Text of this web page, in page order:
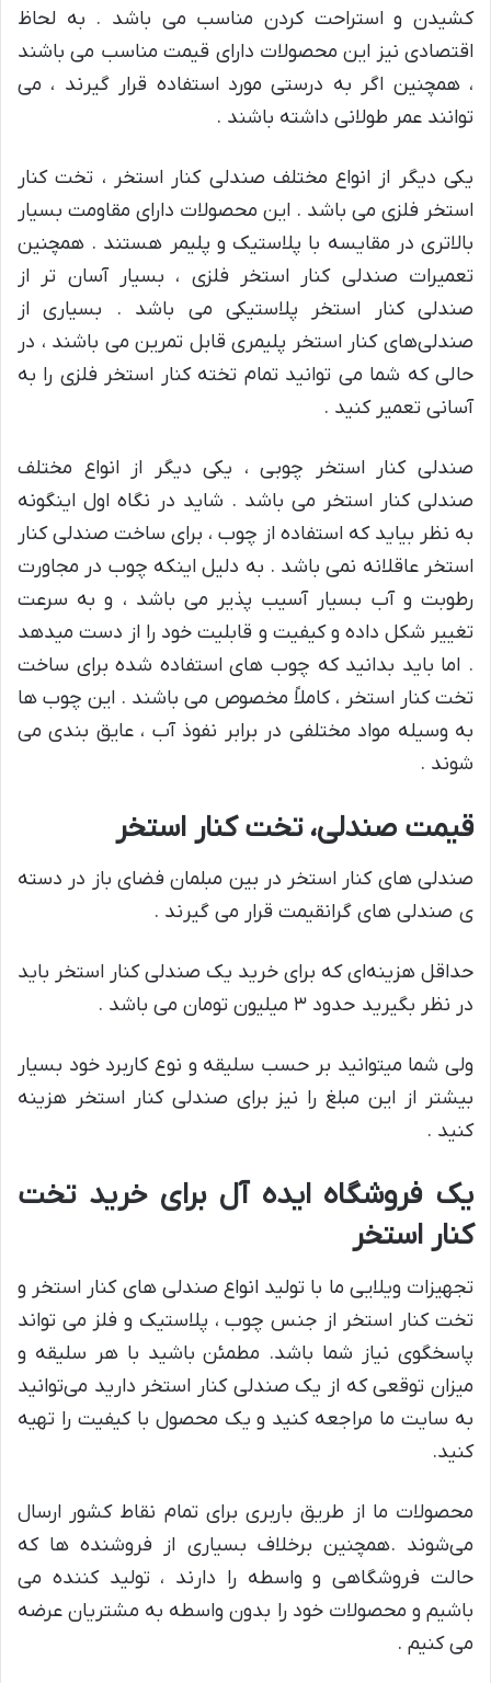
کشیدن و استراحت کردن مناسب می باشد . به لحاظ
اقتصادی نیز این محصولات دارای قیمت مناسب می باشند
، همچنین اگر به درستی مورد استفاده قرار گیرند ، می
توانند عمر طولانی داشته باشند .
یکی دیگر از انواع مختلف صندلی کنار استخر ، تخت کنار
استخر فلزی می باشد . این محصولات دارای مقاومت بسیار
بالاتری در مقایسه با پلاستیک و پلیمر هستند . همچنین
تعمیرات صندلی کنار استخر فلزی ، بسیار آسان تر از
صندلی کنار استخر پلاستیکی می باشد . بسیاری از
صندلی‌های کنار استخر پلیمری قابل تمرین می باشند ، در
حالی که شما می توانید تمام تخته کنار استخر فلزی را به
آسانی تعمیر کنید .
صندلی کنار استخر چوبی ، یکی دیگر از انواع مختلف
صندلی کنار استخر می باشد . شاید در نگاه اول اینگونه
به نظر بیاید که استفاده از چوب ، برای ساخت صندلی کنار
استخر عاقلانه نمی باشد . به دلیل اینکه چوب در مجاورت
رطوبت و آب بسیار آسیب پذیر می باشد ، و به سرعت
تغییر شکل داده و کیفیت و قابلیت خود را از دست میدهد
. اما باید بدانید که چوب های استفاده شده برای ساخت
تخت کنار استخر ، کاملاً مخصوص می باشند . این چوب ها
به وسیله مواد مختلفی در برابر نفوذ آب ، عایق بندی می
شوند .
قیمت صندلی، تخت کنار استخر
صندلی های کنار استخر در بین مبلمان فضای باز در دسته
ی صندلی های گرانقیمت قرار می گیرند .
حداقل هزینه‌ای که برای خرید یک صندلی کنار استخر باید
در نظر بگیرید حدود ۳ میلیون تومان می باشد .
ولی شما میتوانید بر حسب سلیقه و نوع کاربرد خود بسیار
بیشتر از این مبلغ را نیز برای صندلی کنار استخر هزینه
کنید .
یک فروشگاه ایده آل برای خرید تخت
کنار استخر
تجهیزات ویلایی ما با تولید انواع صندلی های کنار استخر و
تخت کنار استخر از جنس چوب ، پلاستیک و فلز می تواند
پاسخگوی نیاز شما باشد. مطمئن باشید با هر سلیقه و
میزان توقعی که از یک صندلی کنار استخر دارید می‌توانید
به سایت ما مراجعه کنید و یک محصول با کیفیت را تهیه
کنید.
محصولات ما از طریق باربری برای تمام نقاط کشور ارسال
می‌شوند .همچنین برخلاف بسیاری از فروشنده ها که
حالت فروشگاهی و واسطه را دارند ، تولید کننده می
باشیم و محصولات خود را بدون واسطه به مشتریان عرضه
می کنیم .